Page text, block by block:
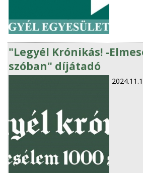
"Legyél Krónikás! -
szóban" díjátadó